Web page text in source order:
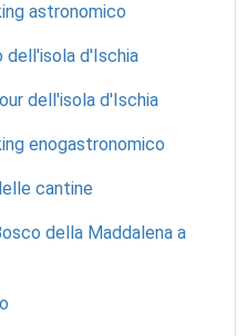
astronomico
dell'isola d'Ischia
dell'isola d'Ischia
enogastronomico
cantine
della Maddalena a